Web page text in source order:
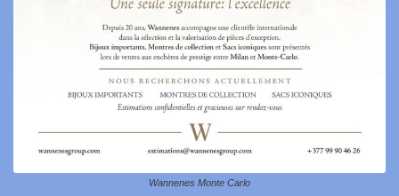
Wannenes Monte Carlo